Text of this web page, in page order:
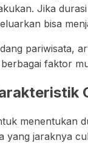
Jika
bisa
pariwisata,
faktor
menentukan
yang jaraknya